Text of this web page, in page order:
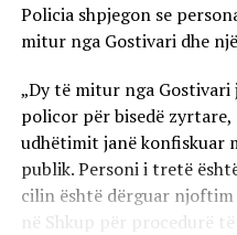
Policia shpjegon se
mitur nga Gostivari dhe
„Dy të mitur nga
policor për bisedë
udhëtimit janë konfiskuar
publik. Personi i tretë
cilin është dërguar
në Shkup për procedurë